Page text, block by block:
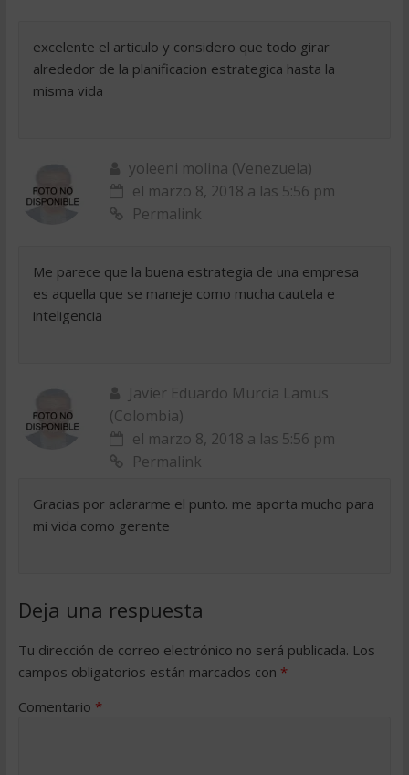
excelente el articulo y considero que todo girar
alrededor de la planificacion estrategica hasta la
misma vida
yoleeni molina (Venezuela)
el marzo 8, 2018 a las 5:56 pm
Permalink
Me parece que la buena estrategia de una empresa
es aquella que se maneje como mucha cautela e
inteligencia
Javier Eduardo Murcia Lamus
(Colombia)
el marzo 8, 2018 a las 5:56 pm
Permalink
Gracias por aclararme el punto. me aporta mucho para
mi vida como gerente
Deja una respuesta
Tu dirección de correo electrónico no será publicada. Los
campos obligatorios están marcados con *
Comentario *